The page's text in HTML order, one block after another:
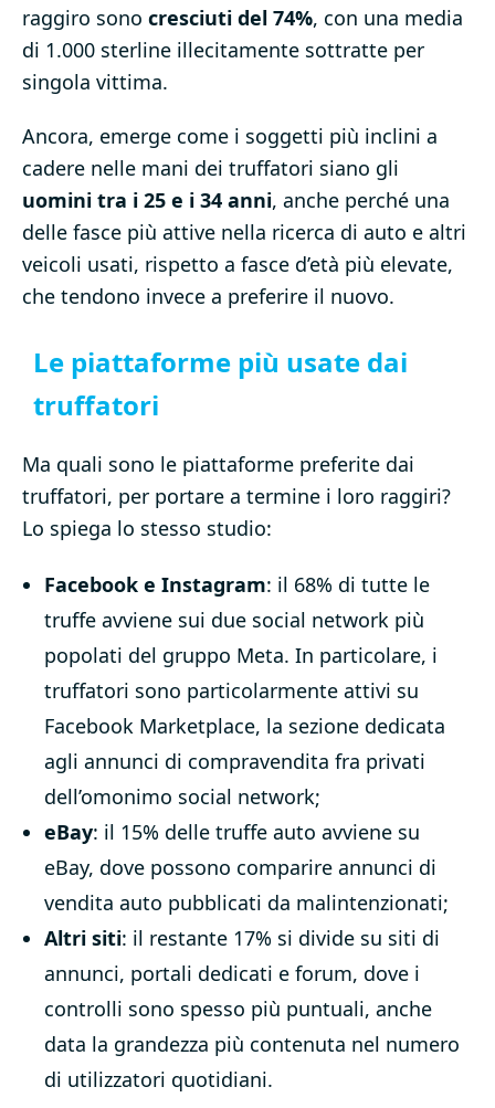
raggiro sono cresciuti del 74%, con una media
di 1.000 sterline illecitamente sottratte per
singola vittima.
Ancora, emerge come i soggetti più inclini a
cadere nelle mani dei truffatori siano gli
uomini tra i 25 e i 34 anni, anche perché una
delle fasce più attive nella ricerca di auto e altri
veicoli usati, rispetto a fasce d’età più elevate,
che tendono invece a preferire il nuovo.
Le piattaforme più usate dai
truffatori
Ma quali sono le piattaforme preferite dai
truffatori, per portare a termine i loro raggiri?
Lo spiega lo stesso studio:
Facebook e Instagram: il 68% di tutte le
truffe avviene sui due social network più
popolati del gruppo Meta. In particolare, i
truffatori sono particolarmente attivi su
Facebook Marketplace, la sezione dedicata
agli annunci di compravendita fra privati
dell’omonimo social network;
eBay: il 15% delle truffe auto avviene su
eBay, dove possono comparire annunci di
vendita auto pubblicati da malintenzionati;
Altri siti: il restante 17% si divide su siti di
annunci, portali dedicati e forum, dove i
controlli sono spesso più puntuali, anche
data la grandezza più contenuta nel numero
di utilizzatori quotidiani.